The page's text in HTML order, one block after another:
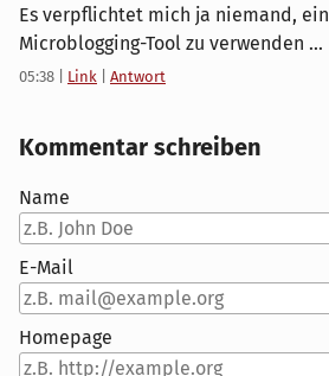
Es verpflichtet mich ja niemand, ein
Microblogging-Tool zu verwenden ...
05:38 Link Antwort
Kommentar schreiben
Name
E-Mail
Homepage